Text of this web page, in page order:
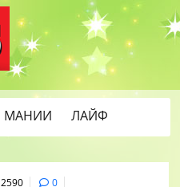
МАНИИ
ЛАЙФ
2590 0